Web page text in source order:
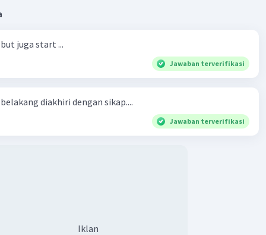
juga start ...
Jawaban terverifikasi
diakhiri dengan sikap....
Jawaban terverifikasi
Iklan